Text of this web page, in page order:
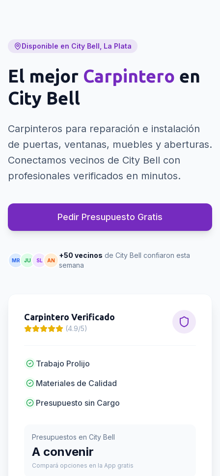
Disponible en City Bell, La Plata
El mejor Carpintero en
City Bell
Carpinteros para reparación e instalación
de puertas, ventanas, muebles y aberturas.
Conectamos vecinos de City Bell con
profesionales verificados en minutos.
Pedir Presupuesto Gratis
MR JU SL AN
+50 vecinos de City Bell confiaron esta
semana
Carpintero Verificado
(4.9/5)
Trabajo Prolijo
Materiales de Calidad
Presupuesto sin Cargo
Presupuestos en City Bell
A convenir
Compará opciones en la App gratis